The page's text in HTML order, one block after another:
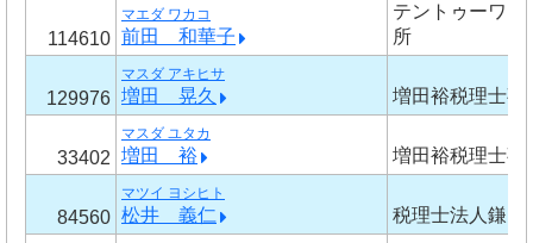
114610
マエダ ワカコ
前田 和華子
テントゥーワ
所
129976
マスダ アキヒサ
増田 晃久 増田裕税理士事
33402
マスダ ユタカ
増田 裕 増田裕税理士事
84560
マツイ ヨシヒト
松井 義仁 税理士法人鎌田